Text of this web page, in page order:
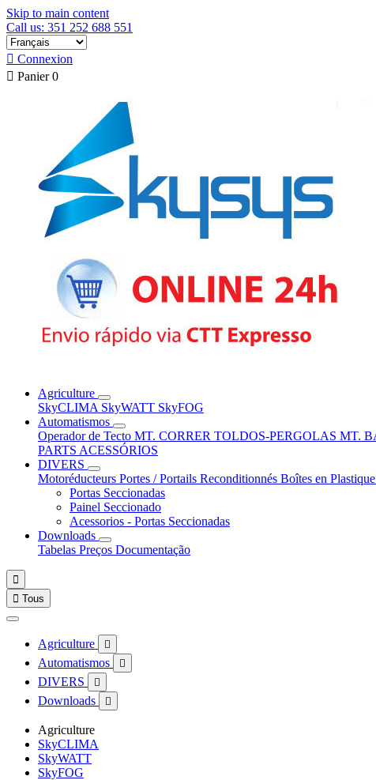
Skip to main content
Call us: 351 252 688 551
 Connexion
 Panier 0
Agriculture
SkyCLIMA SkyWATT SkyFOG
Automatismos
Operador de Tecto MT. CORRER TOLDOS-PERGOLAS MT.
PARTS ACESSÓRIOS
DIVERS
Motoréducteurs Portes / Portails Reconditionnés Boîtes en Plastique
Portas Seccionadas
Painel Seccionado
Acessorios - Portas Seccionadas
Downloads
Tabelas Preços Documentação

 Tous
Agriculture 
Automatismos 
DIVERS 
Downloads 
Agriculture
SkyCLIMA
SkyWATT
SkyFOG